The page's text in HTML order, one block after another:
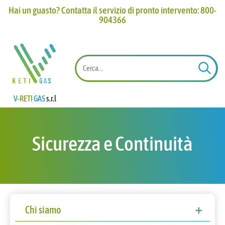
Hai un guasto? Contatta il servizio di pronto intervento: 800-
904366​
V-RETIGASs.r.l
Sicurezza e Continuità
Chi siamo